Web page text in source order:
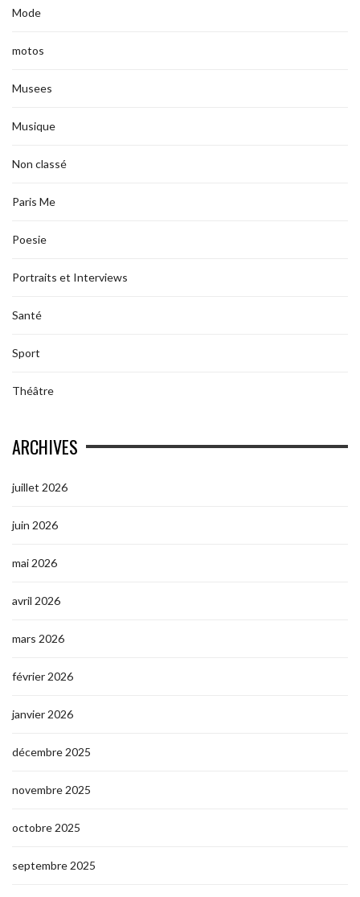
Mode
motos
Musees
Musique
Non classé
Paris Me
Poesie
Portraits et Interviews
Santé
Sport
Théâtre
ARCHIVES
juillet 2026
juin 2026
mai 2026
avril 2026
mars 2026
février 2026
janvier 2026
décembre 2025
novembre 2025
octobre 2025
septembre 2025